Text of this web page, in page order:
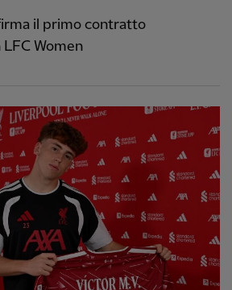
il primo contratto
Women